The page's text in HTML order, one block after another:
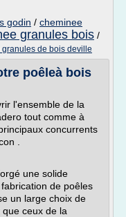
godin / cheminee
granules bois /
granules de bois deville
poêleà bois
l'ensemble de la
tout comme à
concurrents
.
une solide
de poêles
un large choix de
ceux de la